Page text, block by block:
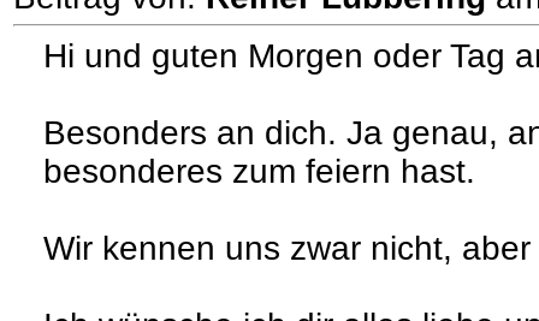
Hi und guten Morgen oder Tag
Besonders an dich. Ja genau,
besonderes zum feiern hast.
Wir kennen uns zwar nicht,